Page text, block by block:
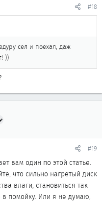
#18
сел и поехал, даж
))
#19
вам один по этой статье.
что сильно нагретый диск
влаги, становиться так
помойку. Или я не думаю,